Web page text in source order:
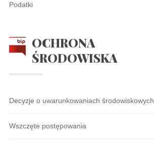
Podatki
OCHRONA
ŚRODOWISKA
Decyzje o uwarunkowaniach środowiskowych
Wszczęte postępowania